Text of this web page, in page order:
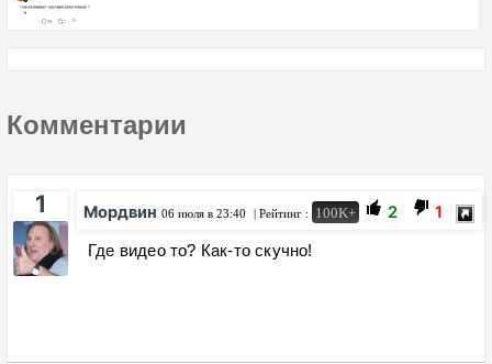
Комментарии
1 Мордвин 06 июля в 23:40 | Рейтинг : 100K+ 2 1
Где видео то? Как-то скучно!